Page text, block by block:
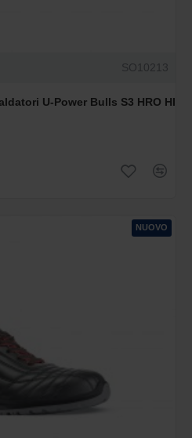
SO10213
U-Power Bulls S3 HRO HI
NUOVO